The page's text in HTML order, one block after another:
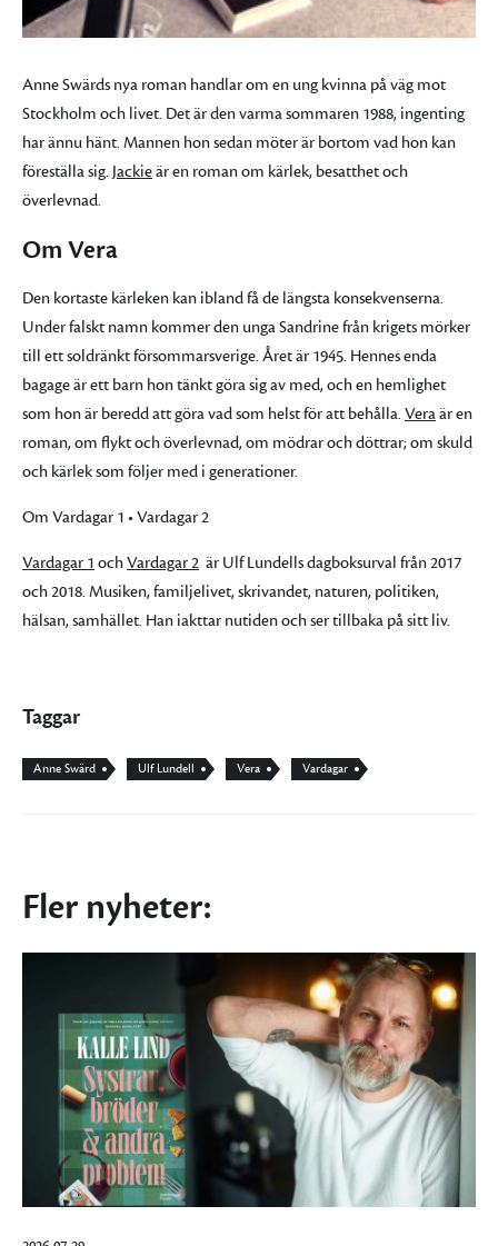
Anne Swärds nya roman handlar om en ung kvinna på väg mot
Stockholm och livet. Det är den varma sommaren 1988, ingenting
har ännu hänt. Mannen hon sedan möter är bortom vad hon kan
föreställa sig.Jackieär en roman om kärlek, besatthet och
överlevnad.
Om Vera
Den kortaste kärleken kan ibland få de längsta konsekvenserna.
Under falskt namn kommer den unga Sandrine från krigets mörker
till ett soldränkt försommarsverige. Året är 1945. Hennes enda
bagage är ett barn hon tänkt göra sig av med, och en hemlighet
som hon är beredd att göra vad som helst för att behålla.Veraär en
roman, om flykt och överlevnad, om mödrar och döttrar; om skuld
och kärlek som följer med i generationer.
Om Vardagar 1 • Vardagar 2
Vardagar 1 ochVardagar 2 är Ulf Lundells dagboksurval från 2017
och 2018. Musiken, familjelivet, skrivandet, naturen, politiken,
hälsan, samhället. Han iakttar nutiden och ser tillbaka på sitt liv.
Taggar
Anne Swärd Ulf Lundell Vera Vardagar
Fler nyheter: